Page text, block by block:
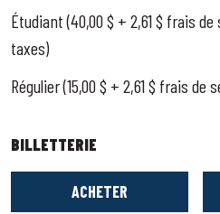
Étudiant (40,00 $ + 2,61 $ frais
taxes)
Régulier (15,00 $ + 2,61 $ frais de
BILLETTERIE
ACHETER